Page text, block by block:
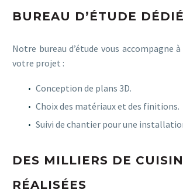
BUREAU D’ÉTUDE DÉDIÉ
Notre bureau d’étude vous accompagne
votre projet :
Conception de plans 3D.
Choix des matériaux et des finitions.
Suivi de chantier pour une
DES MILLIERS DE
RÉALISÉES